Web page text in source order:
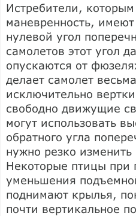
Истребители,
маневренность,
нулевой угол
самолетов этот угол
опускаются от
делает самолет
исключительно
свободно движущие
могут использовать
обратного угла
нужно резко
Некоторые птицы при
уменьшения
поднимают крылья,
почти вертикальное